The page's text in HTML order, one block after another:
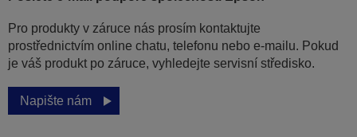
Pro produkty v záruce nás prosím kontaktujte
prostřednictvím online chatu, telefonu nebo e-mailu. Pokud
je váš produkt po záruce, vyhledejte servisní středisko.
Napište nám